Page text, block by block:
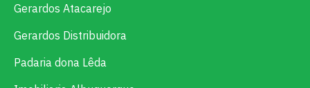
Gerardos Atacarejo
Gerardos Distribuidora
Padaria dona Lêda